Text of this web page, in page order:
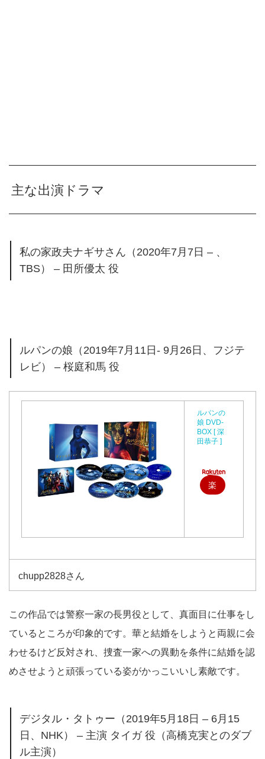
主な出演ドラマ
私の家政夫ナギサさん（2020年7月7日 – 、
TBS） – 田所優太 役
ルパンの娘（2019年7月11日- 9月26日、フジテ
レビ） – 桜庭和馬 役
ルパンの
娘 DVD-
BOX [ 深
田恭子 ]
楽
入
chupp2828さん
この作品では警察一家の長男役として、真面目に仕事をし
ているところが印象的です。華と結婚をしようと両親に会
わせるけど反対され、捜査一家への異動を条件に結婚を認
めさせようと頑張っている姿がかっこいいし素敵です。
デジタル・タトゥー（2019年5月18日 – 6月15
日、NHK） – 主演 タイガ 役（高橋克実とのダブ
ル主演）